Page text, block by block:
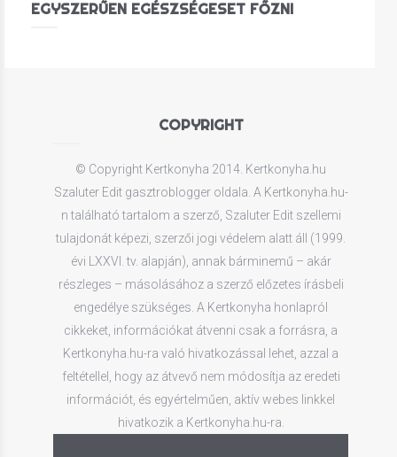
EGYSZERŰEN EGÉSZSÉGESET FŐZNI
COPYRIGHT
© Copyright Kertkonyha 2014. Kertkonyha.hu
Szaluter Edit gasztroblogger oldala. A Kertkonyha.hu-
n található tartalom a szerző, Szaluter Edit szellemi
tulajdonát képezi, szerzői jogi védelem alatt áll (1999.
évi LXXVI. tv. alapján), annak bárminemű – akár
részleges – másolásához a szerző előzetes írásbeli
engedélye szükséges. A Kertkonyha honlapról
cikkeket, információkat átvenni csak a forrásra, a
Kertkonyha.hu-ra való hivatkozással lehet, azzal a
feltétellel, hogy az átvevő nem módosítja az eredeti
információt, és egyértelműen, aktív webes linkkel
hivatkozik a Kertkonyha.hu-ra.